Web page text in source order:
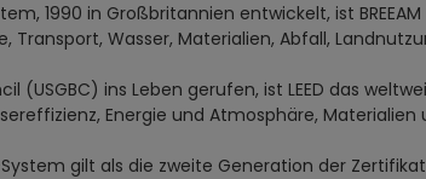
1990 in Großbritannien entwickelt, ist
Wasser, Materialien, Abfall,
(USGBC) ins Leben gerufen, ist LEED das
Energie und Atmosphäre, Materialien
gilt als die zweite Generation der